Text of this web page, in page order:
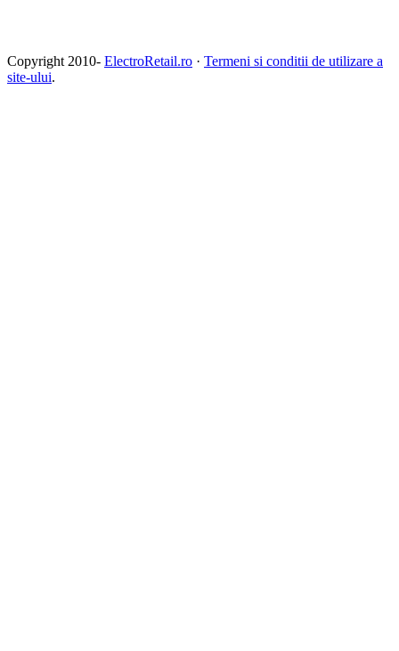
Copyright 2010- ElectroRetail.ro · Termeni si conditii de utilizare a
site-ului.